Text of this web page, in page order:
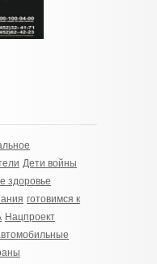
Дети войны
здоровье
готовимся к
Нацпроект